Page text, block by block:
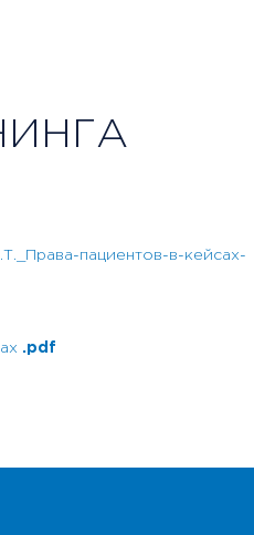
пациентов-в-кейсах-
.pdf